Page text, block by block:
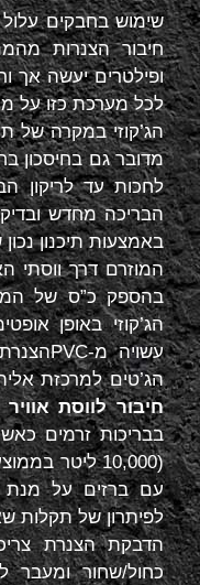
שימוש בחבקים עלול
חיבור הצנרות
ופילטרים יעשה אך
לכל מערכת כזו על
הג’קוזי במקרה של
מדובר גם בחיסכון
לחכות עד לריקון
הבריכה מחדש
באמצעות תיכנון
המוזרם דרך ווסתי
בהספק כ”ס של
הג’קוזי באופן
עשויה מ-PVC
הג’טים למרכזת
חיבור לווסת אוויר
בבריכות זרמים
(10,000 ליטר
עם ברזים על מנת
לפיתרון של תקלות
הדבקת הצנרת
כחול/שחור ומעבר